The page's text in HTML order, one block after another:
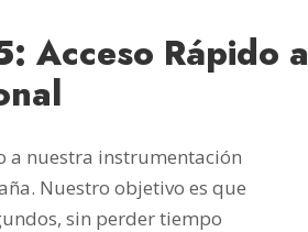
Acceso Rápido a
a nuestra instrumentación
Nuestro objetivo es que
sin perder tiempo